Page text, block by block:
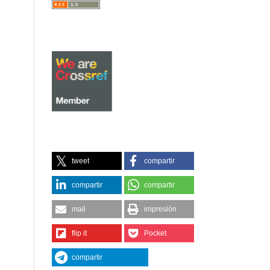
tweet compartir
compartir compartir
mail impresión
flip it Pocket
compartir